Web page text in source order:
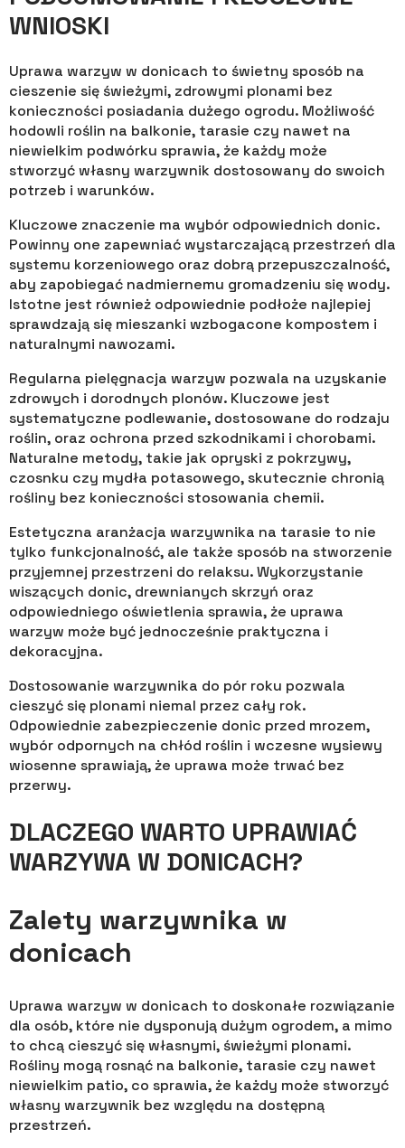
WNIOSKI
Uprawa warzyw w donicach to świetny sposób na
cieszenie się świeżymi, zdrowymi plonami bez
konieczności posiadania dużego ogrodu. Możliwość
hodowli roślin na balkonie, tarasie czy nawet na
niewielkim podwórku sprawia, że każdy może
stworzyć własny warzywnik dostosowany do swoich
potrzeb i warunków.
Kluczowe znaczenie ma wybór odpowiednich donic.
Powinny one zapewniać wystarczającą przestrzeń dla
systemu korzeniowego oraz dobrą przepuszczalność,
aby zapobiegać nadmiernemu gromadzeniu się wody.
Istotne jest również odpowiednie podłoże najlepiej
sprawdzają się mieszanki wzbogacone kompostem i
naturalnymi nawozami.
Regularna pielęgnacja warzyw pozwala na uzyskanie
zdrowych i dorodnych plonów. Kluczowe jest
systematyczne podlewanie, dostosowane do rodzaju
roślin, oraz ochrona przed szkodnikami i chorobami.
Naturalne metody, takie jak opryski z pokrzywy,
czosnku czy mydła potasowego, skutecznie chronią
rośliny bez konieczności stosowania chemii.
Estetyczna aranżacja warzywnika na tarasie to nie
tylko funkcjonalność, ale także sposób na stworzenie
przyjemnej przestrzeni do relaksu. Wykorzystanie
wiszących donic, drewnianych skrzyń oraz
odpowiedniego oświetlenia sprawia, że uprawa
warzyw może być jednocześnie praktyczna i
dekoracyjna.
Dostosowanie warzywnika do pór roku pozwala
cieszyć się plonami niemal przez cały rok.
Odpowiednie zabezpieczenie donic przed mrozem,
wybór odpornych na chłód roślin i wczesne wysiewy
wiosenne sprawiają, że uprawa może trwać bez
przerwy.
DLACZEGO WARTO UPRAWIAĆ
WARZYWA W DONICACH?
Zalety warzywnika w
donicach
Uprawa warzyw w donicach to doskonałe rozwiązanie
dla osób, które nie dysponują dużym ogrodem, a mimo
to chcą cieszyć się własnymi, świeżymi plonami.
Rośliny mogą rosnąć na balkonie, tarasie czy nawet
niewielkim patio, co sprawia, że każdy może stworzyć
własny warzywnik bez względu na dostępną
przestrzeń.